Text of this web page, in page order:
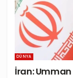
DÜNYA
İran: Umman